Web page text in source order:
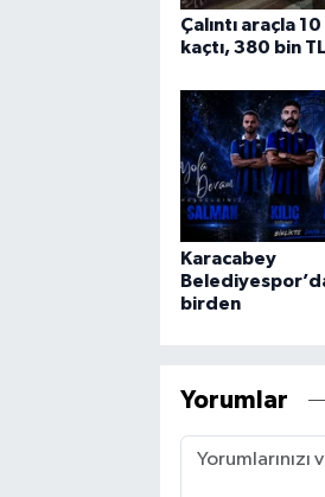
Çalıntı araçla
kaçtı, 380 bin
Karacabey
birden
Yorumlar